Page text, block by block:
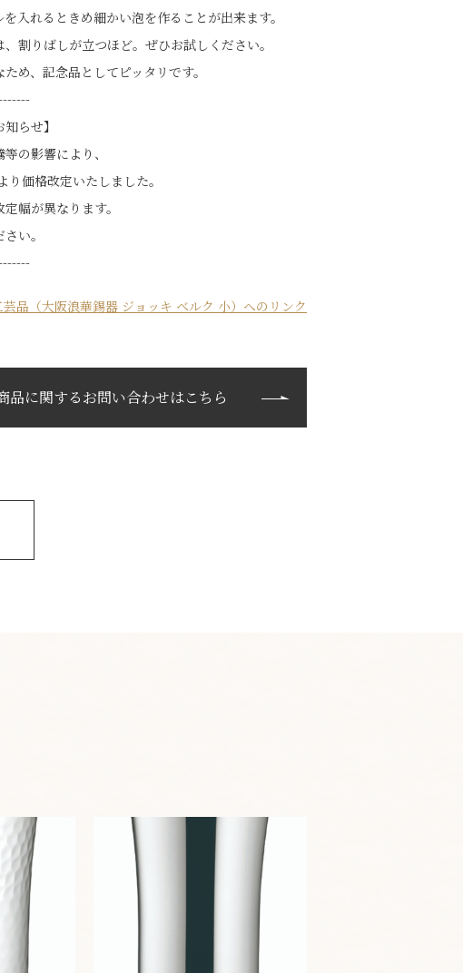
入れるときめ細かい泡を作ることが出来ます。
割りばしが立つほど。ぜひお試しください。
め、記念品としてピッタリです。
らせ】
の影響により、
り価格改定いたしました。
幅が異なります。
い。
品（大阪浪華錫器 ジョッキ ベルク 小）へのリンク
品に関するお問い合わせはこちら